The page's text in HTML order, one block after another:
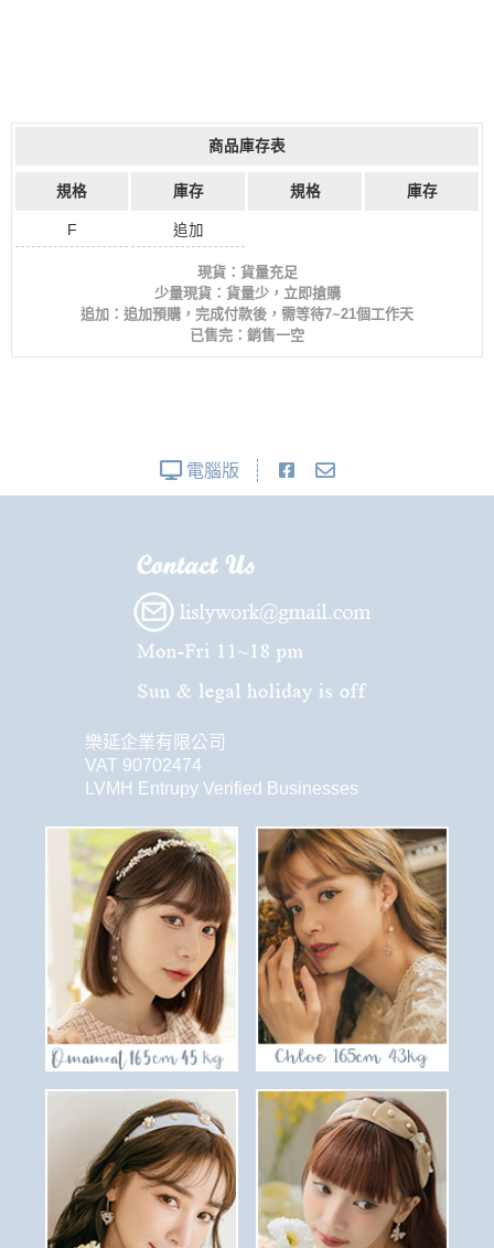
商品庫存表
規格 庫存 規格 庫存
F 追加
現貨：貨量充足
少量現貨：貨量少，立即搶購
追加：追加預購，完成付款後，需等待7~21個工作天
已售完：銷售一空
電腦版
樂延企業有限公司
VAT 90702474
LVMH Entrupy Verified Businesses